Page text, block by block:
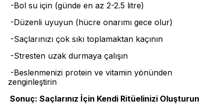
-Bol su için (günde en az 2-2.5 litre)
-Düzenli uyuyun (hücre onarımı gece olur)
-Saçlarınızı çok sıkı toplamaktan kaçının
-Stresten uzak durmaya çalışın
-Beslenmenizi protein ve vitamin yönünden
zenginleştirin
Sonuç: Saçlarınız İçin Kendi Ritüelinizi Oluşturun